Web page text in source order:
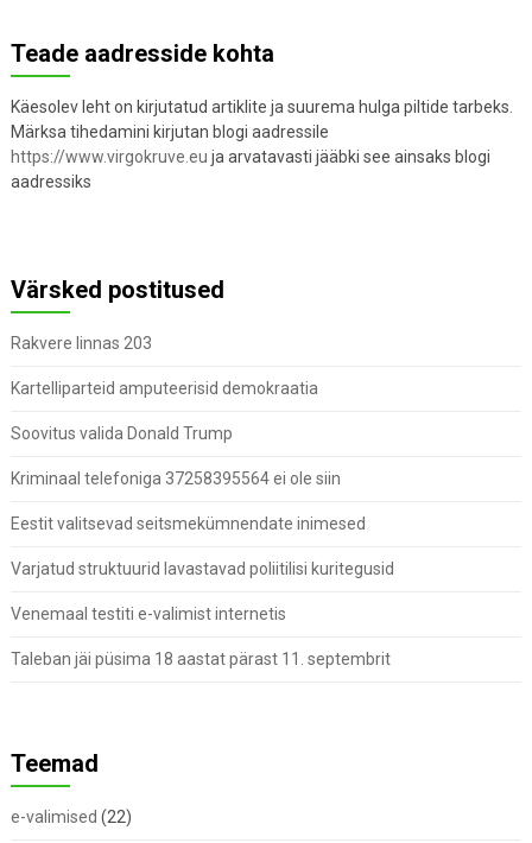
Teade aadresside kohta
Käesolev leht on kirjutatud artiklite ja suurema hulga piltide tarbeks.
Märksa tihedamini kirjutan blogi aadressile
https://www.virgokruve.eu ja arvatavasti jääbki see ainsaks blogi
aadressiks
Värsked postitused
Rakvere linnas 203
Kartelliparteid amputeerisid demokraatia
Soovitus valida Donald Trump
Kriminaal telefoniga 37258395564 ei ole siin
Eestit valitsevad seitsmekümnendate inimesed
Varjatud struktuurid lavastavad poliitilisi kuritegusid
Venemaal testiti e-valimist internetis
Taleban jäi püsima 18 aastat pärast 11. septembrit
Teemad
e-valimised (22)